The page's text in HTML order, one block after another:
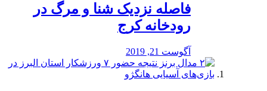
️فاصله نزدیک شنا و مرگ در
رودخانه کرج
آگوست 21, 2019